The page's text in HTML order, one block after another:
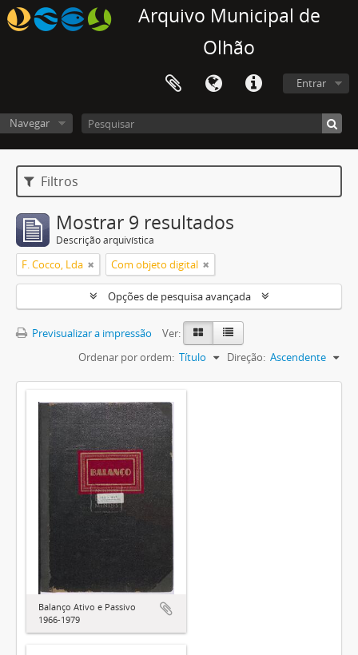
Arquivo Municipal de
Olhão
Entrar
Navegar
Filtros
Mostrar 9 resultados
Descrição arquivística
F. Cocco, Lda Com objeto digital
Opções de pesquisa avançada
Previsualizar a impressão
Ver:
Ordenar por ordem: Título Direção: Ascendente
Balanço Ativo e Passivo
1966-1979